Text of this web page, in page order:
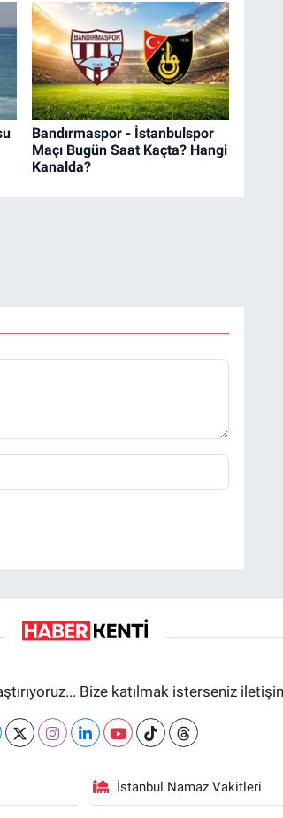
Bandırmaspor - İstanbulspor
Maçı Bugün Saat Kaçta? Hangi
Kanalda?
Bize katılmak isterseniz
İstanbul Namaz Vakitleri